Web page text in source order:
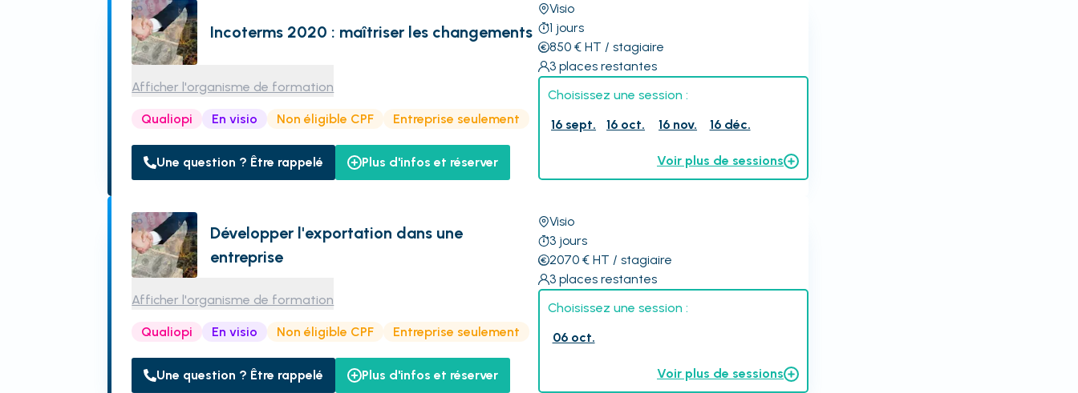
Incoterms 2020 : maîtriser les changements
Afficher l'organisme de formation
Qualiopi En visio Non éligible CPF Entreprise seulement
Une question ? Être rappelé Plus d'infos et réserver
Visio
1 jours
850€ HT / stagiaire
3 places restantes
Choisissez une session :
16 sept.
16 oct. 16 nov. 16 déc.
Voir plus de sessions
Développer l'exportation dans une
entreprise
Afficher l'organisme de formation
Qualiopi En visio Non éligible CPF Entreprise seulement
Une question ? Être rappelé Plus d'infos et réserver
Visio
3 jours
2070€ HT / stagiaire
3 places restantes
Choisissez une session :
06 oct.
Voir plus de sessions